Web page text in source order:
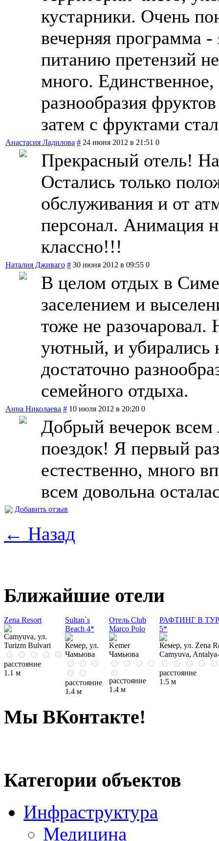
кустарники. Очень
вечерняя программа
питанию претензий
много.
разнообразия
затем с фруктами
Анастасия Ладилова # 24 июня 2012 в 21:51 0
Прекрасный отель!
Остались только
обслуживания и от
персонал. Анимация
классно!!!
Наталия Дживаго # 30 июня 2012 в 09:55 0
В целом отдых в
заселением и
тоже не
уютный, и убирались
достаточно
семейного отдыха.
Анна Николаева # 10 июля 2012 в 20:20 0
Добрый вечерок
поездок! Я первый
естественно, много
всем довольна
Добавить отзыв
← Назад
Ближайшие отели
Zena Resort
Camyuva, ул.
Turizm Bulvari
расстояние
1.1 м
Sultan`s
Beach 4*
Кемер, ул.
Чамьюва
расстояние
1.4 м
Отель Club
Marco Polo
Kemer
Чамьюва
расстояние
1.4 м
РАФТИНГ В
5*
Кемер, ул. Zena
Camyuva,
расстояние
1.5 м
Мы ВКонтакте!
Категории объектов
Инфраструктура
Медицина